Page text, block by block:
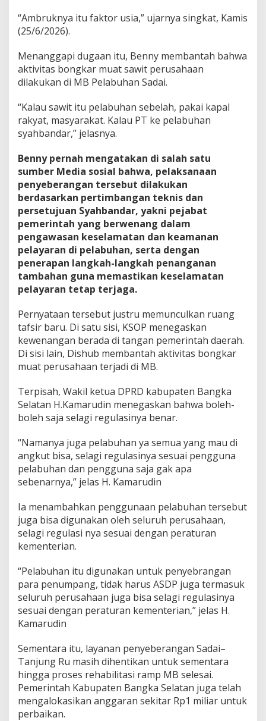
“Ambruknya itu faktor usia,” ujarnya singkat, Kamis
(25/6/2026).
Menanggapi dugaan itu, Benny membantah bahwa
aktivitas bongkar muat sawit perusahaan
dilakukan di MB Pelabuhan Sadai.
“Kalau sawit itu pelabuhan sebelah, pakai kapal
rakyat, masyarakat. Kalau PT ke pelabuhan
syahbandar,” jelasnya.
Benny pernah mengatakan di salah satu
sumber Media sosial bahwa, pelaksanaan
penyeberangan tersebut dilakukan
berdasarkan pertimbangan teknis dan
persetujuan Syahbandar, yakni pejabat
pemerintah yang berwenang dalam
pengawasan keselamatan dan keamanan
pelayaran di pelabuhan, serta dengan
penerapan langkah-langkah penanganan
tambahan guna memastikan keselamatan
pelayaran tetap terjaga.
Pernyataan tersebut justru memunculkan ruang
tafsir baru. Di satu sisi, KSOP menegaskan
kewenangan berada di tangan pemerintah daerah.
Di sisi lain, Dishub membantah aktivitas bongkar
muat perusahaan terjadi di MB.
Terpisah, Wakil ketua DPRD kabupaten Bangka
Selatan H.Kamarudin menegaskan bahwa boleh-
boleh saja selagi regulasinya benar.
“Namanya juga pelabuhan ya semua yang mau di
angkut bisa, selagi regulasinya sesuai pengguna
pelabuhan dan pengguna saja gak apa
sebenarnya,” jelas H. Kamarudin
Ia menambahkan penggunaan pelabuhan tersebut
juga bisa digunakan oleh seluruh perusahaan,
selagi regulasi nya sesuai dengan peraturan
kementerian.
“Pelabuhan itu digunakan untuk penyebrangan
para penumpang, tidak harus ASDP juga termasuk
seluruh perusahaan juga bisa selagi regulasinya
sesuai dengan peraturan kementerian,” jelas H.
Kamarudin
Sementara itu, layanan penyeberangan Sadai–
Tanjung Ru masih dihentikan untuk sementara
hingga proses rehabilitasi ramp MB selesai.
Pemerintah Kabupaten Bangka Selatan juga telah
mengalokasikan anggaran sekitar Rp1 miliar untuk
perbaikan.